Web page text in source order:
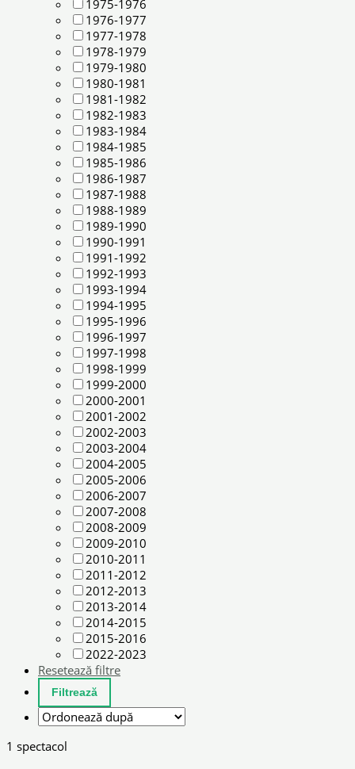
1975-1976
1976-1977
1977-1978
1978-1979
1979-1980
1980-1981
1981-1982
1982-1983
1983-1984
1984-1985
1985-1986
1986-1987
1987-1988
1988-1989
1989-1990
1990-1991
1991-1992
1992-1993
1993-1994
1994-1995
1995-1996
1996-1997
1997-1998
1998-1999
1999-2000
2000-2001
2001-2002
2002-2003
2003-2004
2004-2005
2005-2006
2006-2007
2007-2008
2008-2009
2009-2010
2010-2011
2011-2012
2012-2013
2013-2014
2014-2015
2015-2016
2022-2023
Resetează filtre
1 spectacol